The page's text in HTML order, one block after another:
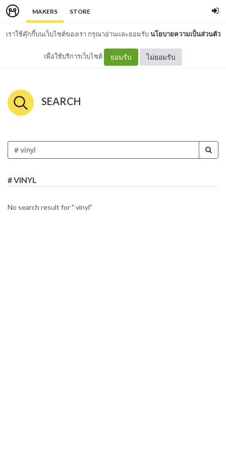
MAKERS STORE
เราใช้คุ๊กกี้บนเว็บไซต์ของเรา กรุณาอ่านและยอมรับนโยบายความเป็นส่วนตัว
เพื่อใช้บริการเว็บไซต์ ยอมรับ ไม่ยอมรับ
SEARCH
# VINYL
No search result for " vinyl"